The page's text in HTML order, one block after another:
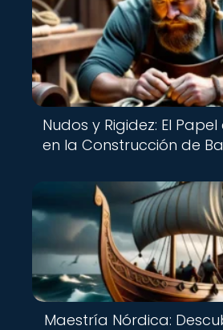
Nudos y Rigidez: El
en la Construcción de
Maestría Nórdica: